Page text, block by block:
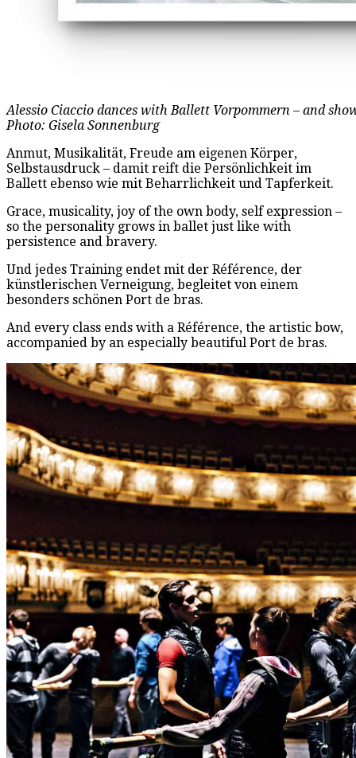
Alessio Ciaccio dances with Ballett Vorpommern – and
Photo: Gisela Sonnenburg
Anmut, Musikalität, Freude am eigenen Körper,
Selbstausdruck – damit reift die Persönlichkeit im
Ballett ebenso wie mit Beharrlichkeit und Tapferkeit.
Grace, musicality, joy of the own body, self expression –
so the personality grows in ballet just like with
persistence and bravery.
Und jedes Training endet mit der Référence, der
künstlerischen Verneigung, begleitet von einem
besonders schönen Port de bras.
And every class ends with a Référence, the artistic bow,
accompanied by an especially beautiful Port de bras.